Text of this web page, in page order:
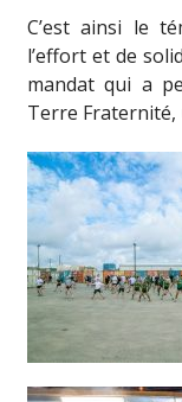
C’est ainsi le
l’effort et de
mandat qui a
Terre Fraternité,